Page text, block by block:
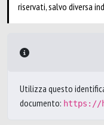
riservati, salvo diversa
Utilizza questo
documento: https://